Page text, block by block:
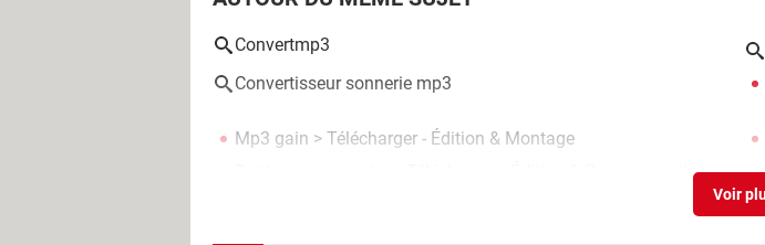
Convertmp3
Convertisseur sonnerie mp3
Mp3 gain > Télécharger - Édition & Montage
> Télécharger - Édition & Programmation